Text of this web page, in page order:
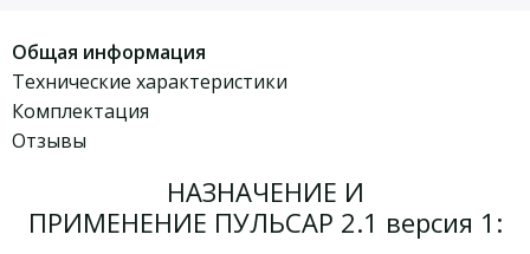
Общая информация
Технические характеристики
Комплектация
Отзывы
НАЗНАЧЕНИЕ И
ПРИМЕНЕНИЕ ПУЛЬСАР 2.1 версия 1: